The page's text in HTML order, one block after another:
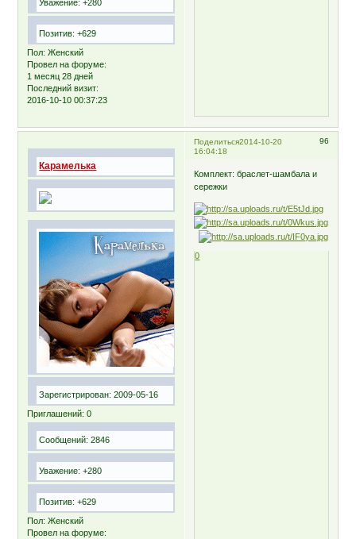
Уважение: +280
Позитив: +629
Пол: Женский
Провел на форуме:
1 месяц 28 дней
Последний визит:
2016-10-10 00:37:23
Поделиться 96
2014-10-20
16:04:18
Карамелька
Зарегистрирован: 2009-05-16
Приглашений: 0
Сообщений: 2846
Уважение: +280
Позитив: +629
Пол: Женский
Провел на форуме:
Комплект: браслет-шамбала и
сережки
0